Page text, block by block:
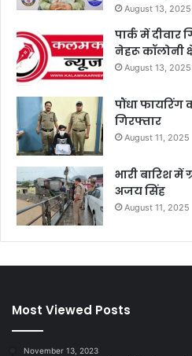
August 13, 2025
पार्क में दीवार
नेहरू कॉलोनी
August 13, 2025
पौंधा फायरिंग
गिरफ्तार
August 11, 2025
भारी बारिश में
अजय सिंह
August 11, 2025
Most Viewed Posts
November 13, 2023